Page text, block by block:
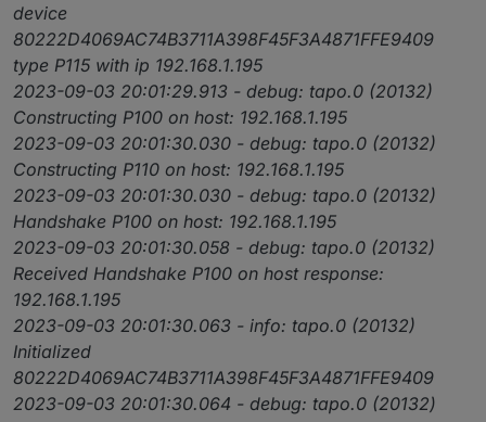
device
80222D4069AC74B3711A398F45F3A4871FFE9409
type P115 with ip 192.168.1.195
2023-09-03 20:01:29.913 - debug: tapo.0 (20132)
Constructing P100 on host: 192.168.1.195
2023-09-03 20:01:30.030 - debug: tapo.0 (20132)
Constructing P110 on host: 192.168.1.195
2023-09-03 20:01:30.030 - debug: tapo.0 (20132)
Handshake P100 on host: 192.168.1.195
2023-09-03 20:01:30.058 - debug: tapo.0 (20132)
Received Handshake P100 on host response:
192.168.1.195
2023-09-03 20:01:30.063 - info: tapo.0 (20132)
Initialized
80222D4069AC74B3711A398F45F3A4871FFE9409
2023-09-03 20:01:30.064 - debug: tapo.0 (20132)